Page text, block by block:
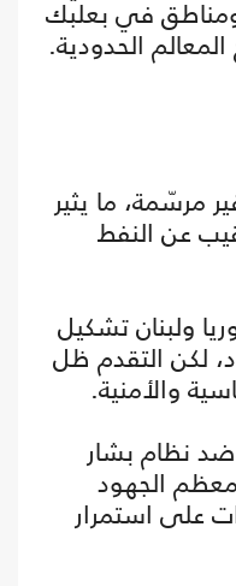
ومناطق في بعلبك
الحدودية.
مرسّمة، ما يثير
عن النفط
سوريا ولبنان تشكيل
لكن التقدم ظل
والأمنية.
ضد نظام بشار
توقفت معظم الجهود
على استمرار